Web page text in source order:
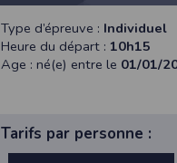
Type d’épreuve : Individuel
Heure du départ : 10h15
Age : né(e) entre le 01/01/
Tarifs par personne :